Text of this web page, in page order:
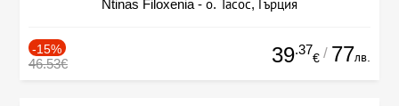
Ntinas Filoxenia - о. Тасос, Гърция
-15%
46.53€ 39.37
€ / 77лв.